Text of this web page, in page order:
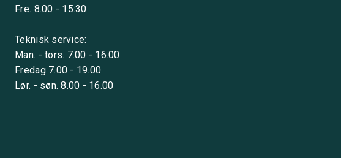
Fre. 8.00 - 15:30
Teknisk service:
Man. - tors. 7.00 - 16.00
Fredag 7.00 - 19.00
Lør. - søn. 8.00 - 16.00